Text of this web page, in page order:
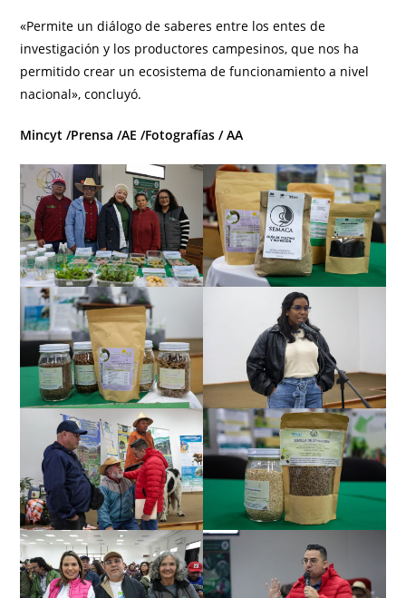
«Permite un diálogo de saberes entre los entes de
investigación y los productores campesinos, que nos ha
permitido crear un ecosistema de funcionamiento a nivel
nacional», concluyó.
Mincyt /Prensa /AE /Fotografías / AA